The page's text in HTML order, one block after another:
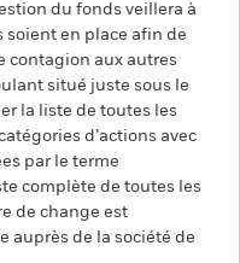
du fonds veillera à
soient en place afin de
contagion aux autres
situé juste sous le
la liste de toutes les
d’actions avec
par le terme
complète de toutes les
de change est
auprès de la société de